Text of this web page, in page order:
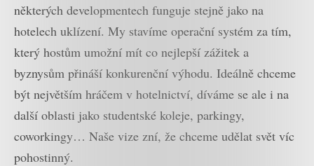
některých developmentech funguje stejně jako na
hotelech uklízení. My stavíme operační systém za tím,
který hostům umožní mít co nejlepší zážitek a
byznysům přináší konkurenční výhodu. Ideálně chceme
být největším hráčem v hotelnictví, díváme se ale i na
další oblasti jako studentské koleje, parkingy,
coworkingy… Naše vize zní, že chceme udělat svět víc
pohostinný.